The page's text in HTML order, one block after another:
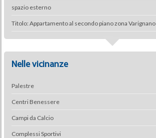
spazio esterno
Titolo: Appartamento al secondo piano zona Varignano
Nelle vicinanze
Palestre
Centri Benessere
Campi da Calcio
Complessi Sportivi